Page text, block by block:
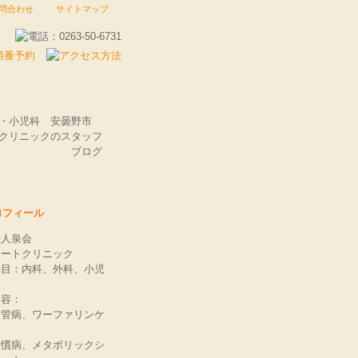
合わせ サイトマップ
小児科 安曇野市
リニックのスタッフ
ブログ
フィール
泉会
トクリニック
：内科、外科、小児
：
病、ワーファリンケ
病、メタボリックシ